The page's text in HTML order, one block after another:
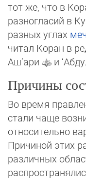
тот же, что в
разногласий в
разных углах
читал Коран в
Аш‘ари
и
Причины
Во время
стали чаще
относительно
Причи­ной этих
различных